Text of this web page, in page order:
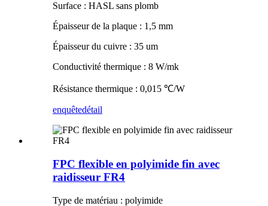
Surface : HASL sans plomb
Épaisseur de la plaque : 1,5 mm
Épaisseur du cuivre : 35 um
Conductivité thermique : 8 W/mk
Résistance thermique : 0,015 ℃/W
enquêtedétail
FPC flexible en polyimide fin avec
raidisseur FR4
Type de matériau : polyimide